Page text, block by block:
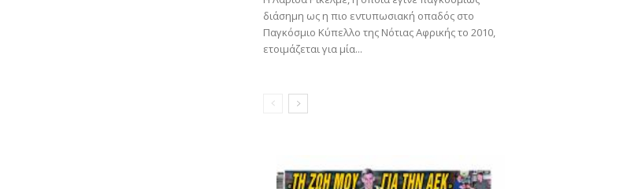
διάσημη ως η πιο εντυπωσιακή οπαδός στο
Παγκόσμιο Κύπελλο της Νότιας Αφρικής το 2010,
ετοιμάζεται για μία...